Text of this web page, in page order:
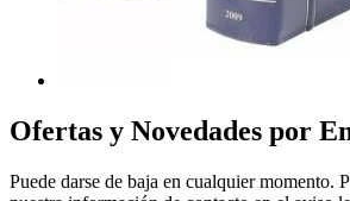
Ofertas y Novedades por
Puede darse de baja en cualquier momento.